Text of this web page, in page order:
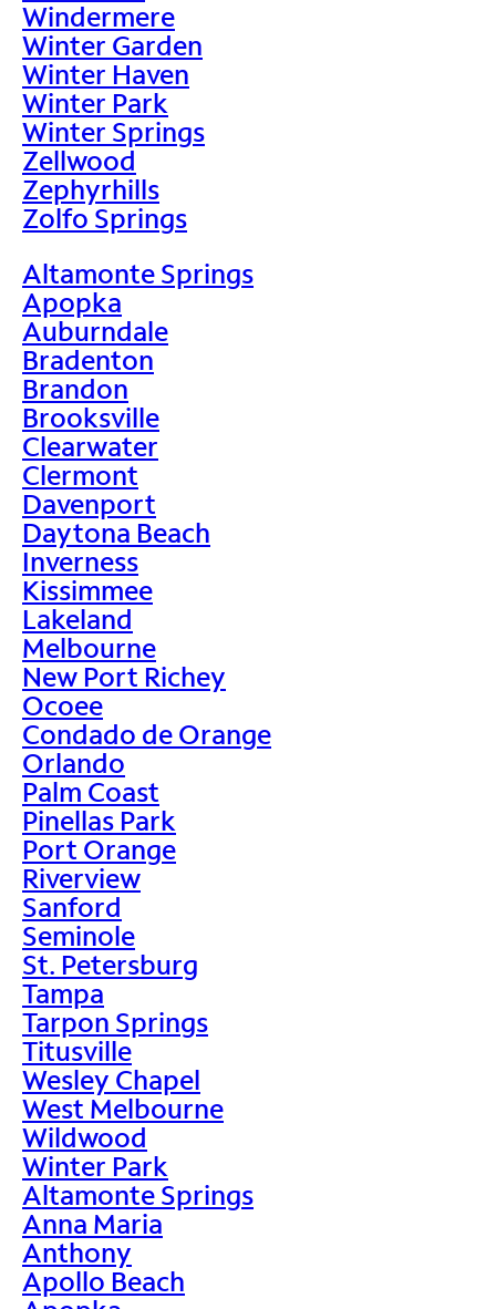
Windermere
Winter Garden
Winter Haven
Winter Park
Winter Springs
Zellwood
Zephyrhills
Zolfo Springs
Altamonte Springs
Apopka
Auburndale
Bradenton
Brandon
Brooksville
Clearwater
Clermont
Davenport
Daytona Beach
Inverness
Kissimmee
Lakeland
Melbourne
New Port Richey
Ocoee
Condado de Orange
Orlando
Palm Coast
Pinellas Park
Port Orange
Riverview
Sanford
Seminole
St. Petersburg
Tampa
Tarpon Springs
Titusville
Wesley Chapel
West Melbourne
Wildwood
Winter Park
Altamonte Springs
Anna Maria
Anthony
Apollo Beach